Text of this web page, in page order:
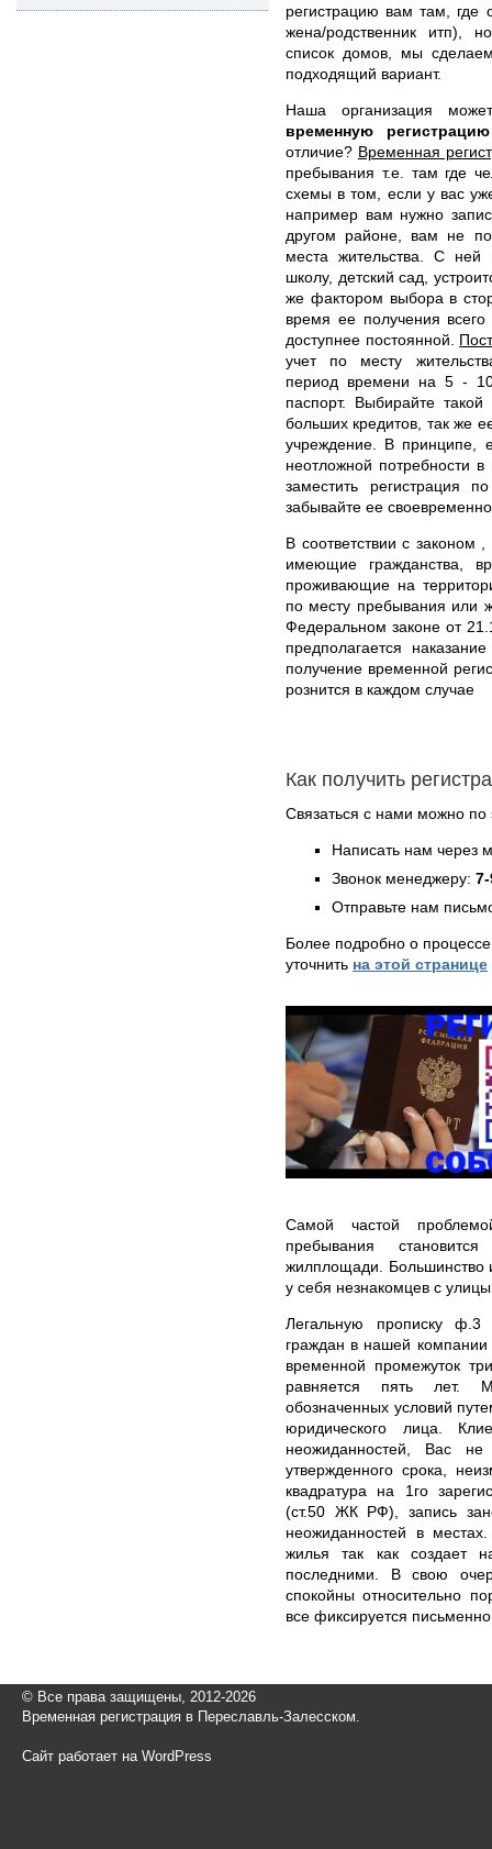
регистрацию вам там, где
жена/родственник итп),
список домов, мы
подходящий вариант.
Наша организация
временную
отличие? Временная
пребывания т.е. там где
схемы в том, если у вас
например вам нужно
другом районе, вам не
места жительства. С ней
школу, детский сад,
же фактором выбора в
время ее получения
доступнее постоянной.
учет по месту
период времени на 5 -
паспорт. Выбирайте
больших кредитов, так же
учреждение. В принципе,
неотложной потребности
заместить регистрация
забывайте ее
В соответствии с
имеющие гражданства,
проживающие на
по месту пребывания или
Федеральном законе от
предполагается
получение временной
рознится в каждом случае
Как получить
Связаться с нами можно по
Написать нам через
Звонок менеджеру:
Отправьте нам
Более подробно о
уточнить на этой странице
Самой частой
пребывания
жилплощади. Большинство
у себя незнакомцев с
Легальную прописку ф.3
граждан в нашей
временной промежуток
равняется пять лет.
обозначенных условий
юридического лица.
неожиданностей, Вас
утвержденного срока,
квадратура на 1го
(ст.50 ЖК РФ), запись
неожиданностей в
жилья так как создает
последними. В свою
спокойны относительно
все фиксируется
© Все права защищены, 2012-2026
Временная регистрация в Переславль-Залесском.
Сайт работает на WordPress